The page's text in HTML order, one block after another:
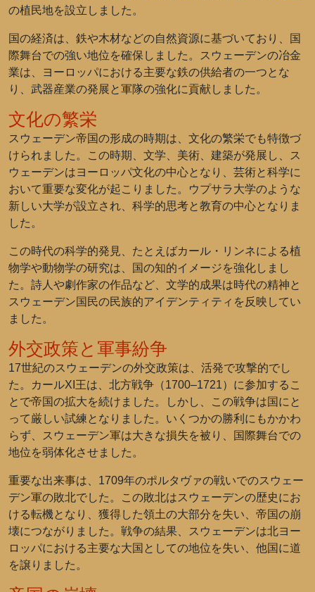
の植民地を設立しました。
国の経済は、鉄や木材などの自然資源に基づいており、国
際舞台での強い地位を確保しました。スウェーデンの冶金
業は、ヨーロッパにおける主要な鉄の供給者の一つとな
り、武器産業の発展と軍隊の強化に貢献しました。
文化の繁栄
スウェーデン帝国の形成の時期は、文化の繁栄でも特徴づ
けられました。この時期、文学、美術、建築が発展し、ス
ウェーデンはヨーロッパ文化の中心となり、芸術と科学に
おいて重要な変化が起こりました。ウプサラ大学のような
新しい大学が設立され、科学的思考と教育の中心となりま
した。
この時代の科学的発見、たとえばカール・リンネによる植
物学や動物学の研究は、国の知的イメージを強化しまし
た。詩人や劇作家の作品など、文学的成果は時代の精神と
スウェーデン国民の民族的アイデンティティを反映してい
ました。
外交政策と軍事紛争
17世紀のスウェーデンの外交政策は、活発で攻撃的でし
た。カールXI王は、北方戦争（1700–1721）に参加するこ
とで帝国の拡大を続けました。しかし、この戦争は国にと
って厳しい試練となりました。いくつかの勝利にもかかわ
らず、スウェーデン軍は大きな損失を被り、国際舞台での
地位を弱体化させました。
重要な出来事は、1709年のポルタヴァの戦いでのスウェー
デン軍の敗北でした。この敗北はスウェーデンの歴史にお
ける転機となり、獲得した領土の大部分を失い、帝国の崩
壊につながりました。戦争の結果、スウェーデンは北ヨー
ロッパにおける主要な大国としての地位を失い、他国に道
を譲りました。